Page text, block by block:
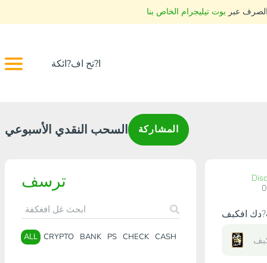
عبر بوت تيليجرام الخاص بنا
ا?تح اف?ائكة
السحب النقدي الأسبوعي المشاركة
ترسف
ALL CRYPTO BANK PS CHECK CASH